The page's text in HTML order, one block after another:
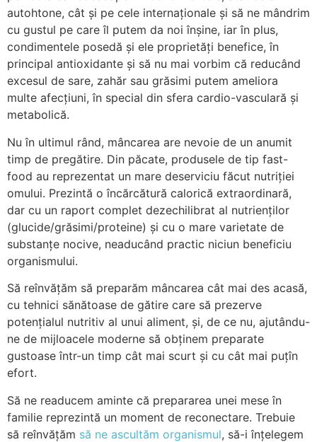
autohtone, cât și pe cele internaționale și să ne mândrim
cu gustul pe care îl putem da noi înșine, iar în plus,
condimentele posedă și ele proprietăți benefice, în
principal antioxidante și să nu mai vorbim că reducând
excesul de sare, zahăr sau grăsimi putem ameliora
multe afecțiuni, în special din sfera cardio-vasculară și
metabolică.
Nu în ultimul rând, mâncarea are nevoie de un anumit
timp de pregătire. Din păcate, produsele de tip fast-
food au reprezentat un mare deserviciu făcut nutriției
omului. Prezintă o încărcătură calorică extraordinară,
dar cu un raport complet dezechilibrat al nutrienților
(glucide/grăsimi/proteine) și cu o mare varietate de
substanțe nocive, neaducând practic niciun beneficiu
organismului.
Să reînvățăm să preparăm mâncarea cât mai des acasă,
cu tehnici sănătoase de gătire care să prezerve
potențialul nutritiv al unui aliment, și, de ce nu, ajutându-
ne de mijloacele moderne să obținem preparate
gustoase într-un timp cât mai scurt și cu cât mai puțîn
efort.
Să ne readucem aminte că prepararea unei mese în
familie reprezintă un moment de reconectare. Trebuie
să reînvățăm să ne ascultăm organismul, să-i înțelegem